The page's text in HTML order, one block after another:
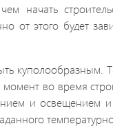
начать
от этого будет
куполообразным.
во время
и освещением